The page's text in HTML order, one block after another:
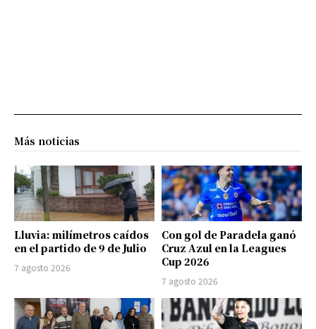
Más noticias
Lluvia: milímetros caídos
en el partido de 9 de Julio
7 agosto 2026
Con gol de Paradela ganó
Cruz Azul en la Leagues
Cup 2026
7 agosto 2026